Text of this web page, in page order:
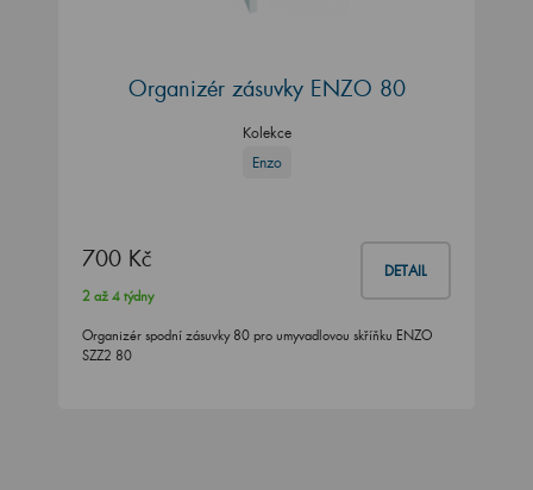
Organizér zásuvky ENZO 80
Kolekce
Enzo
700 Kč DETAIL
2 až 4 týdny
Organizér spodní zásuvky 80 pro umyvadlovou skříňku ENZO
SZZ2 80